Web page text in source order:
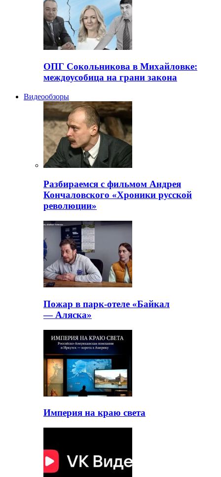
ОПГ Сокольникова в Михайловке:
междоусобица на грани закона
Видеообзоры
Разбираемся с фильмом Андрея
Кончаловского «Хроники русской
революции»
Пожар в парк-отеле «Байкал
— Аляска»
Империя на краю света